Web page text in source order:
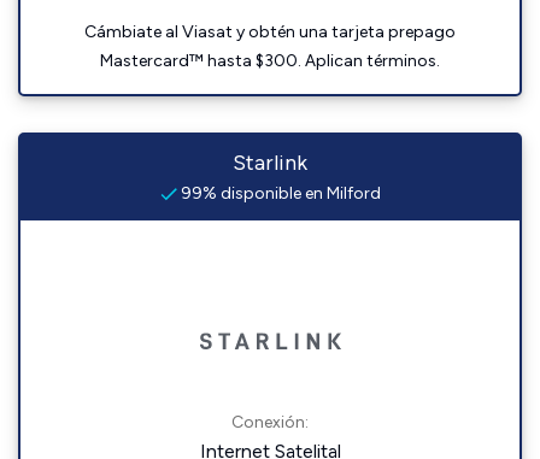
Cámbiate al Viasat y obtén una tarjeta prepago
Mastercard™ hasta $300. Aplican términos.
Starlink
99% disponible en Milford
Conexión:
Internet Satelital